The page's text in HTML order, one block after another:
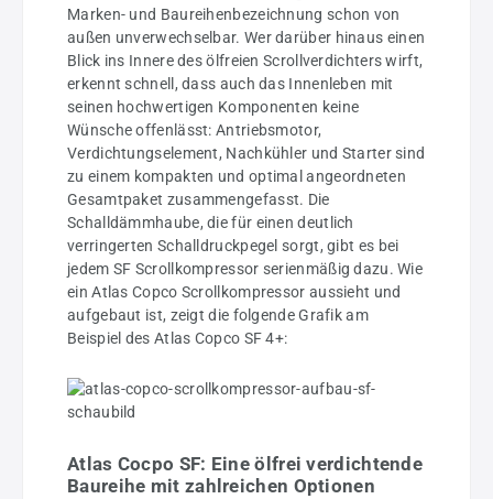
Marken- und Baureihenbezeichnung schon von
außen unverwechselbar. Wer darüber hinaus einen
Blick ins Innere des ölfreien Scrollverdichters wirft,
erkennt schnell, dass auch das Innenleben mit
seinen hochwertigen Komponenten keine
Wünsche offenlässt: Antriebsmotor,
Verdichtungselement, Nachkühler und Starter sind
zu einem kompakten und optimal angeordneten
Gesamtpaket zusammengefasst. Die
Schalldämmhaube, die für einen deutlich
verringerten Schalldruckpegel sorgt, gibt es bei
jedem SF Scrollkompressor serienmäßig dazu. Wie
ein Atlas Copco Scrollkompressor aussieht und
aufgebaut ist, zeigt die folgende Grafik am
Beispiel des Atlas Copco SF 4+:
Atlas Cocpo SF: Eine ölfrei verdichtende
Baureihe mit zahlreichen Optionen